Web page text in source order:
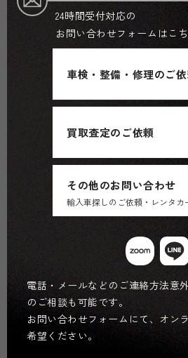
24時間受付対応の
お問い合わせフォームはこ
車検・整備・修理のご
買取査定のご依頼
その他のお問い合わせ
輸入車探しのご依頼・レンタカ
電話・メールなどのご連絡方法意
のご相談も可能です。
お問い合わせフォームにて、オン
希望ください。